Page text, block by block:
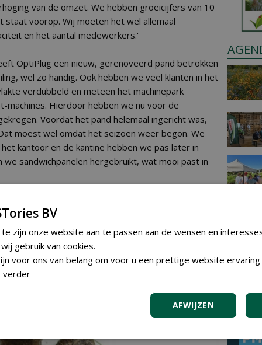
van de omzet. We hebben groeicijfers van 10
voorop. Wij moeten het wel allemaal
en het aantal medewerkers.'
OptiPlug een nieuw, gerenoveerd pand betrokken
wel zo handig. Ook hebben we veel klanten in het
verdubbeld en meteen het machinepark
Hierdoor hebben we nu voor de
Voordat het pand helemaal ingericht was,
moest wel omdat het seizoen weer begon. We
kantoor en de kantine hebben we pas later in
sandwichpanelen hergebruikt, wat mooi past in
BV
zijn onze website aan te passen aan de wensen en
gebruik van cookies.
voor ons van belang om voor u een prettige website ervaring
verder
AFWIJZEN